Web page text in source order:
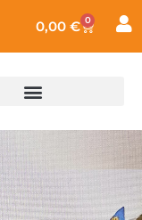
0,00 € 0